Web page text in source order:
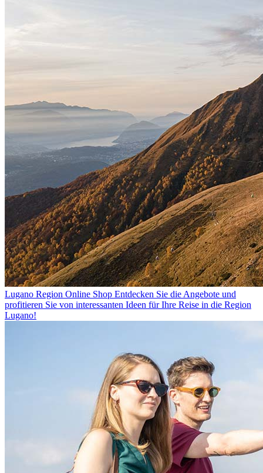
Lugano Region Online Shop Entdecken Sie die Angebote und
profitieren Sie von interessanten Ideen für Ihre Reise in die Region
Lugano!